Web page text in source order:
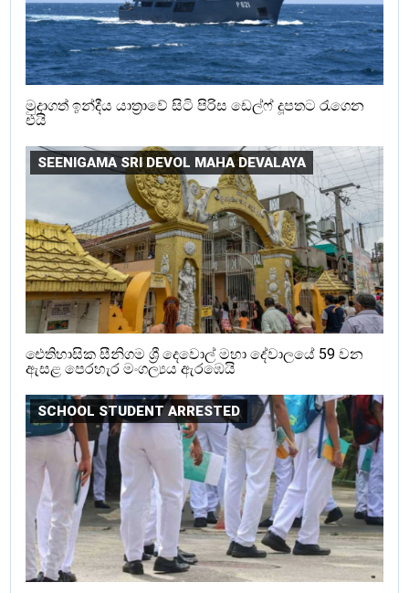
මුදාගත් ඉන්දීය යාත්‍රාවේ සිටි පිරිස ඩෙල්ෆ් දූපතට රැගෙන
එයි
SEENIGAMA SRI DEVOL MAHA DEVALAYA
ඓතිහාසික සීනිගම ශ්‍රී දෙවොල් මහා දේවාලයේ 59 වන
ඇසළ පෙරහැර මංගල්‍යය ඇරඹෙයි
SCHOOL STUDENT ARRESTED